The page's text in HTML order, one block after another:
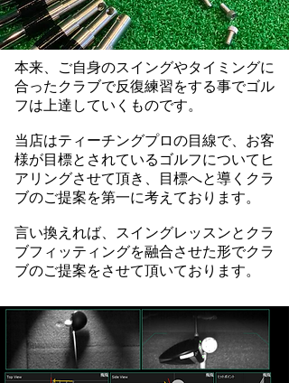
本来、ご自身のスイングやタイミングに
合ったクラブで反復練習をする事でゴル
フは上達していくものです。
当店はティーチングプロの目線で、お客
様が目標とされているゴルフについてヒ
アリングさせて頂き、目標へと導くクラ
ブのご提案を第一に考えております。
​言い換えれば、スイングレッスンとクラ
ブフィッティングを融合させた形でクラ
ブのご提案をさせて頂いております。